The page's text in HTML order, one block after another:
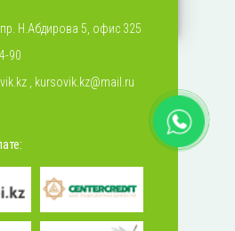
пр. Н.Абдирова 5, офис 325
90
, kursovik.kz@mail.ru